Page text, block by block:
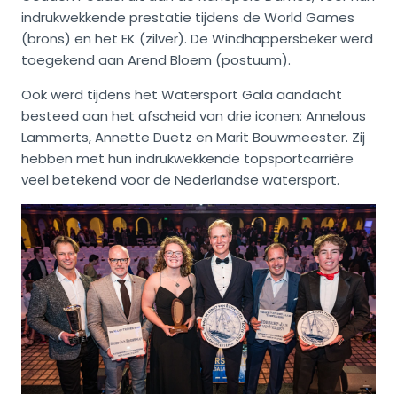
indrukwekkende prestatie tijdens de World Games
(brons) en het EK (zilver). De Windhappersbeker werd
toegekend aan Arend Bloem (postuum).
Ook werd tijdens het Watersport Gala aandacht
besteed aan het afscheid van drie iconen: Annelous
Lammerts, Annette Duetz en Marit Bouwmeester. Zij
hebben met hun indrukwekkende topsportcarrière
veel betekend voor de Nederlandse watersport.